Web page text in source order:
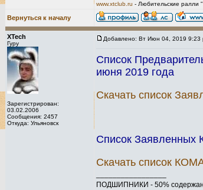
www.xtclub.ru - Любительские ралли
Вернуться к началу
XTech
Гуру
Зарегистрирован:
03.02.2006
Сообщения: 2457
Откуда: Ульяновск
Добавлено: Вт Июн 04, 2019 9:23
Список
июня 2019 года
Скачать список
Список Заявленных
Скачать список
ПОДШИПНИКИ - 50%